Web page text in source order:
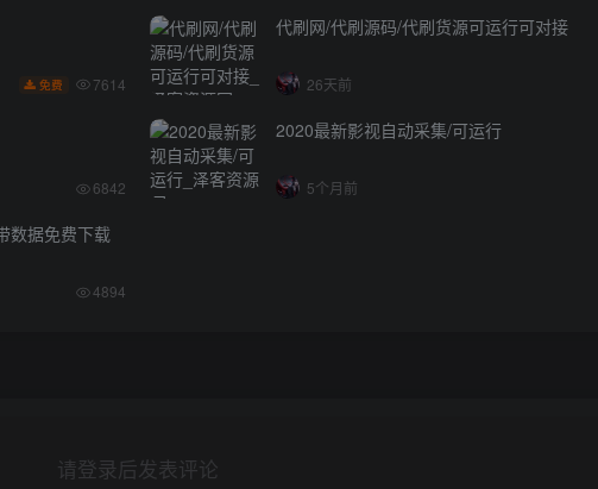
免费 7614
代刷网/代刷源码/代刷货源可运行可对接
26天前
6842
2020最新影视自动采集/可运行
5个月前
数据免费下载
4894
请登录后发表评论